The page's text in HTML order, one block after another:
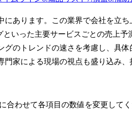
にあります。この業界で会社を立
いった主要サービスごとの売上
のトレンドの速さを考慮し、具
家による現場の視点も盛り込み、
わせて各項目の数値を変更してく